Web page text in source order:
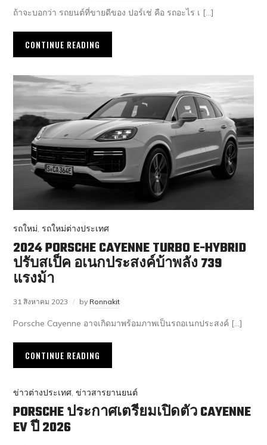
ถ้าจะบอกว่า รถยนต์ที่ขายดีของ ปอร์เช่ คือ รถอะไร เ […]
CONTINUE READING
รถใหม่,รถใหม่ต่างประเทศ
2024 PORSCHE CAYENNE TURBO E-HYBRID
ปรับสเป็ค อเนกประสงค์บ้าพลัง 739
แรงม้า
31 สิงหาคม 2023 by Ronnakit
Porsche Cayenne อาจเกิดมาพร้อมภาพเป็นรถอเนกประสงค์ […]
CONTINUE READING
ข่าวต่างประเทศ,ข่าวสารยานยนต์
PORSCHE ประกาศเตรียมเปิดตัว CAYENNE
EV ปี 2026